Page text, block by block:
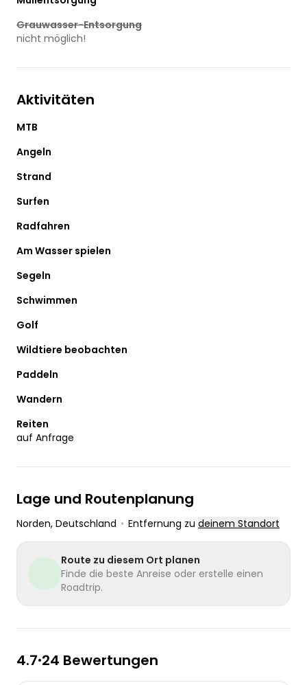
Grauwasser-Entsorgung
nicht möglich!
Aktivitäten
MTB
Angeln
Strand
Surfen
Radfahren
Am Wasser spielen
Segeln
Schwimmen
Golf
Wildtiere beobachten
Paddeln
Wandern
Reiten
auf Anfrage
Lage und Routenplanung
Norden, Deutschland • Entfernung zu deinem Standort
Route zu diesem Ort planen
Finde die beste Anreise oder erstelle einen
Roadtrip.
4.7•24 Bewertungen